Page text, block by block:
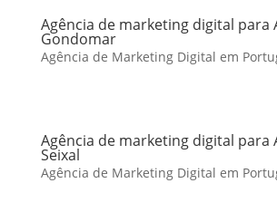
Agência de marketing digital para
Gondomar
Agência de Marketing Digital em
Agência de marketing digital para
Seixal
Agência de Marketing Digital em